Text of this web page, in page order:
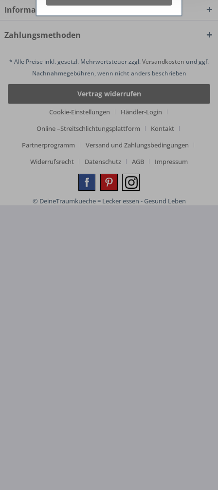
Informationen
Zahlungsmethoden
* Alle Preise inkl. gesetzl. Mehrwertsteuer zzgl.Versandkosten und ggf.
Nachnahmegebühren, wenn nicht anders beschrieben
Vertrag widerrufen
Cookie-Einstellungen
Händler-Login
Online –Streitschlichtungsplattform
Kontakt
Partnerprogramm
Versand und Zahlungsbedingungen
Widerrufsrecht
Datenschutz AGB Impressum
© DeineTraumkueche = Lecker essen - Gesund Leben